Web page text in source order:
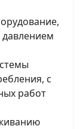
с
работ